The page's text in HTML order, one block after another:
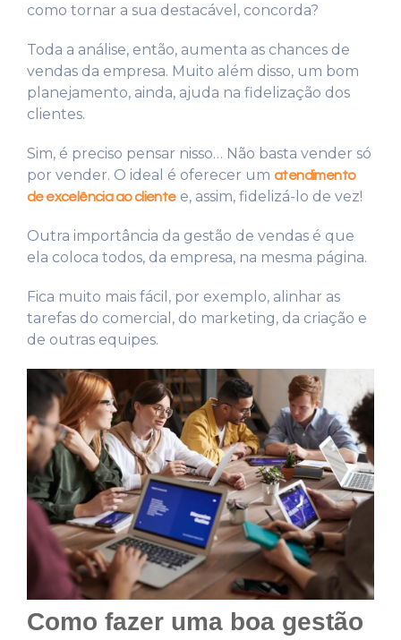
como tornar a sua destacável, concorda?
Toda a análise, então, aumenta as chances de
vendas da empresa. Muito além disso, um bom
planejamento, ainda, ajuda na fidelização dos
clientes.
Sim, é preciso pensar nisso… Não basta vender só
por vender. O ideal é oferecer um atendimento
de excelência ao clientee, assim, fidelizá-lo de vez!
Outra importância da gestão de vendas é que
ela coloca todos, da empresa, na mesma página.
Fica muito mais fácil, por exemplo, alinhar as
tarefas do comercial, do marketing, da criação e
de outras equipes.
Como fazer uma boa gestão